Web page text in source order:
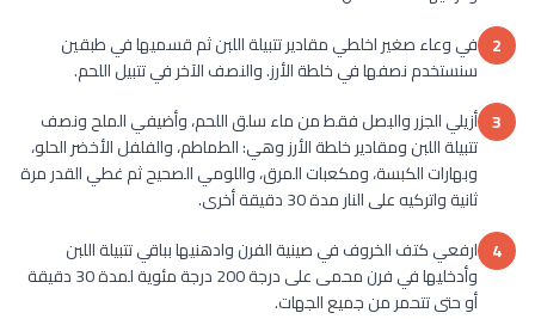
2 في وعاء صغير اخلطي مقادير تتبيلة اللبن ثم قسميها في طبقين
سنستخدم نصفها في خلطة الأرز. والنصف الآخر في تتبيل اللحم.
3 أزيلي الجزر والبصل فقط من ماء سلق اللحم، وأضيفي الملح ونصف
تتبيلة اللبن ومقادير خلطة الأرز وهي: الطماطم، والفلفل الأخضر الحلو،
وبهارات الكبسة، ومكعبات المرق، واللومي الصحيح ثم غطي القدر مرة
ثانية واتركيه على النار مدة 30 دقيقة أخرى.
4 ارفعي كتف الخروف في صينية الفرن وادهنيها بباقي تتبيلة اللبن
وأدخليها في فرن محمى على درجة 200 درجة مئوية لمدة 30 دقيقة
أو حتى تتحمر من جميع الجهات.